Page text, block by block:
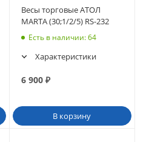
Весы торговые АТОЛ
MARTA (30;1/2/5) RS-232
Есть в наличии: 64
Характеристики
6 900₽
В корзину